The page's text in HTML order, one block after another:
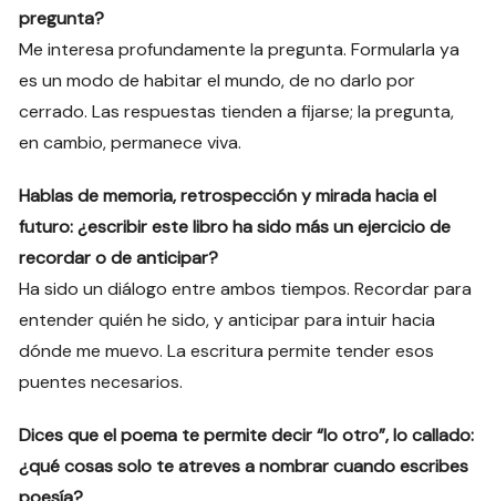
pregunta?
Me interesa profundamente la pregunta. Formularla ya
es un modo de habitar el mundo, de no darlo por
cerrado. Las respuestas tienden a fijarse; la pregunta,
en cambio, permanece viva.
Hablas de memoria, retrospección y mirada hacia el
futuro: ¿escribir este libro ha sido más un ejercicio de
recordar o de anticipar?
Ha sido un diálogo entre ambos tiempos. Recordar para
entender quién he sido, y anticipar para intuir hacia
dónde me muevo. La escritura permite tender esos
puentes necesarios.
Dices que el poema te permite decir “lo otro”, lo callado:
¿qué cosas solo te atreves a nombrar cuando escribes